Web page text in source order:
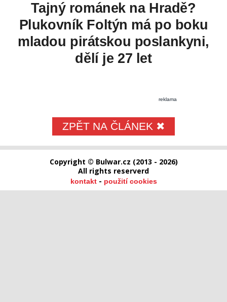
Tajný románek na Hradě?
Plukovník Foltýn má po boku
mladou pirátskou poslankyni,
dělí je 27 let
reklama
ZPĚT NA ČLÁNEK ✖
Copyright © Bulwar.cz (2013 - 2026)
All rights reserverd
kontakt- použití cookies